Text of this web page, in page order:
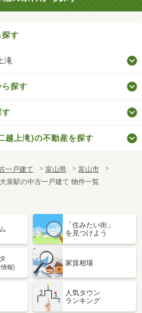
す
滝
探す
越上滝)の不動産を探す
一戸建て 富山県
富山市
大泉駅の中古一戸建て 物件一覧
「住みたい街」
を見つけよう
報)
家賃相場
人気タウン
ランキング